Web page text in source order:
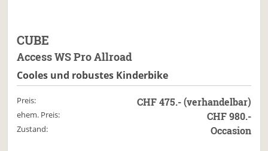
CUBE
Access WS Pro Allroad
Cooles und robustes Kinderbike
Preis: CHF 475.- (verhandelbar)
ehem. Preis: CHF 980.-
Zustand: Occasion